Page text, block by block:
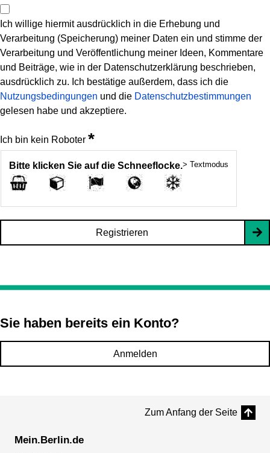
Ich willige hiermit ausdrücklich in die Erhebung und
Verarbeitung (Speicherung) meiner Daten ein und stimme der
Verarbeitung und Veröffentlichung meiner Ideen, Kommentare
und Beiträge, wie in der Datenschutzerklärung beschrieben,
ausdrücklich zu. Ich bestätige außerdem, dass ich die
Nutzungsbedingungen und die Datenschutzbestimmungen
gelesen habe und akzeptiere.
Ich bin kein Roboter *
Bitte klicken Sie auf die Schneeflocke.> Textmodus
Registrieren
Sie haben bereits ein Konto?
Anmelden
Zum Anfang der Seite
Mein.Berlin.de